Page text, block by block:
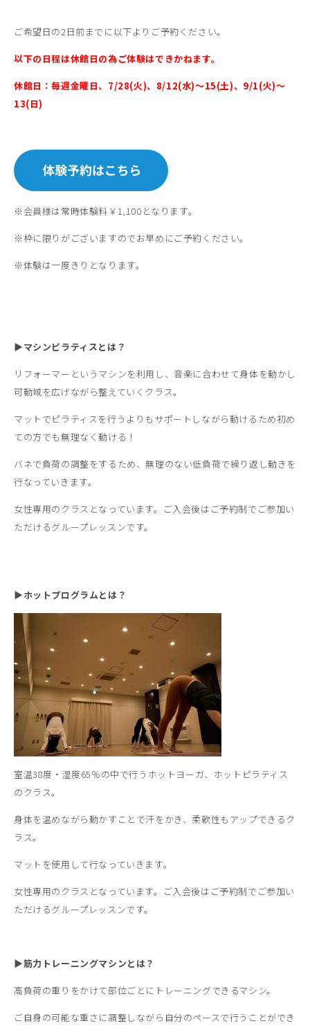
ご希望日の2日前までに以下よりご予約ください。
以下の日程は休館日の為ご体験はできかねます。
休館日：毎週金曜日、7/28(火)、8/12(水)～15(土)、9/1(火)～
13(日)
※会員様は常時体験料￥1,100となります。
※枠に限りがございますのでお早めにご予約ください。
※体験は一度きりとなります。
▶マシンピラティスとは？
リフォーマーというマシンを利用し、音楽に合わせて身体を動かし
可動域を広げながら整えていくクラス。
マットでピラティスを行うよりもサポートしながら動けるため初め
ての方でも無理なく動ける！
バネで負荷の調整をするため、無理のない低負荷で繰り返し動きを
行なっていきます。
女性専用のクラスとなっています。ご入会後はご予約制でご参加い
ただけるグループレッスンです。
▶ホットプログラムとは？
室温38度・湿度65％の中で行うホットヨーガ、ホットピラティス
のクラス。
身体を温めながら動かすことで汗をかき、柔軟性もアップできるク
ラス。
マットを使用して行なっていきます。
女性専用のクラスとなっています。ご入会後はご予約制でご参加い
ただけるグループレッスンです。
▶筋力トレーニングマシンとは？
高負荷の重りをかけて部位ごとにトレーニングできるマシン。
ご自身の可能な重さに調整しながら自分のペースで行うことができ